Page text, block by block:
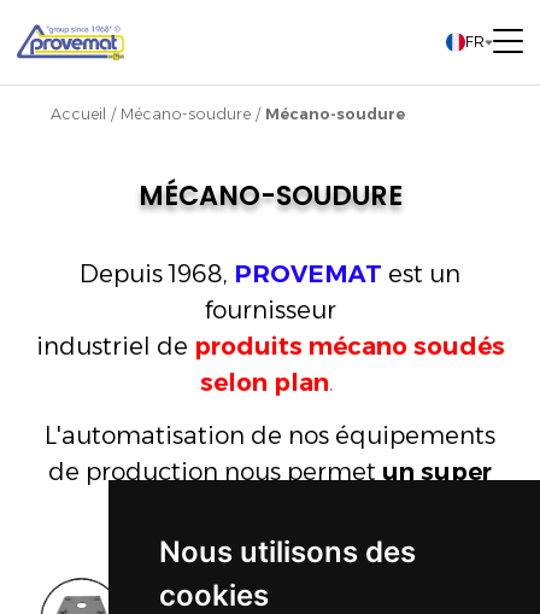
Nous utilisons des
cookies
FR
Accueil / Mécano-soudure / Mécano-soudure
MÉCANO-SOUDURE
Depuis 1968, PROVEMAT est un
fournisseur
industriel de produits mécano soudés
selon plan.
L'automatisation de nos équipements
de production nous permet un super